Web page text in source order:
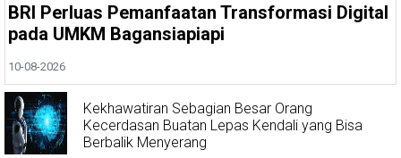
BRI Perluas Pemanfaatan Transformasi Digital
pada UMKM Bagansiapiapi
10-08-2026
Kekhawatiran Sebagian Besar Orang
Kecerdasan Buatan Lepas Kendali yang Bisa
Berbalik Menyerang